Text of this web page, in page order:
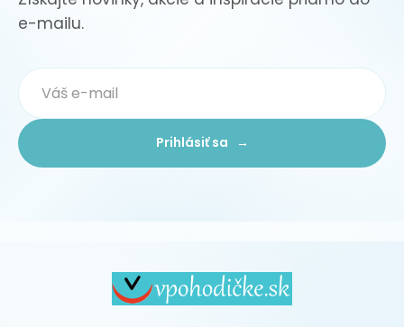
e-mailu.
Prihlásiť sa →